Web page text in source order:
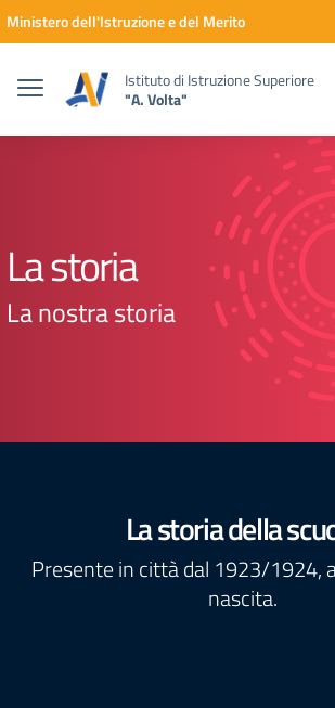
Vai ai contenuti
Vai al menu di navigazione
Vai al footer
Ministero dell'Istruzione e del Merito
Istituto di Istruzione Superiore
"A. Volta"
La storia
La nostra storia
La storia della
Presente in città dal 1923/1924,
nascita.